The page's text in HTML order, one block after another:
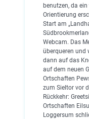
benutzen, da
Orientierung
Start am
Webcam. Das
überqueren und
dann auf das
auf dem neuen
Ortschaften
zum Sieltor vor
Rückkehr:
Ortschaften
Loggersum